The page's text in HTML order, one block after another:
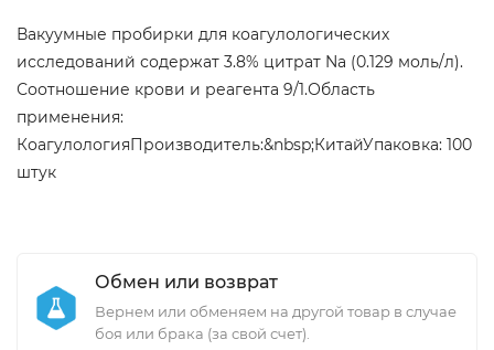
Вакуумные пробирки для коагулологических
исследований содержат 3.8% цитрат Na (0.129 моль/л).
Соотношение крови и реагента 9/1.Область
применения:
КоагулологияПроизводитель:&nbsp;КитайУпаковка: 100
штук
Обмен или возврат
Вернем или обменяем на другой товар в случае
боя или брака (за свой счет).